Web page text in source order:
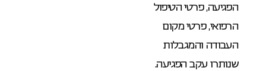
הפגיעה, פרטי הטיפול
הרפואי, פרטי מקום
העבודה והמגבלות
שנותרו עקב הפגיעה.